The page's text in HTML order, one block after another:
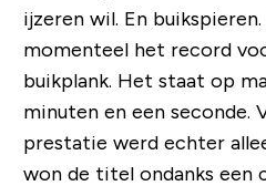
ijzeren wil. En
momenteel het record
buikplank. Het staat op
minuten en een seconde.
prestatie werd echter
won de titel ondanks een